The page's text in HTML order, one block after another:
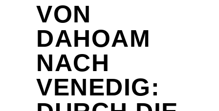
VON
DAHOAM
NACH
VENEDIG: